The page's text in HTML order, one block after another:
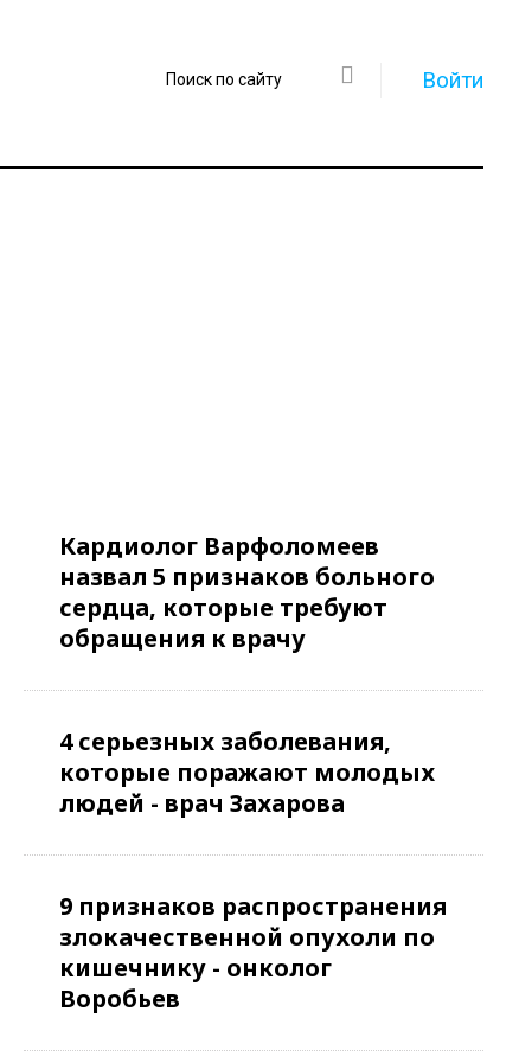
Войти
Кардиолог Варфоломеев
назвал 5 признаков больного
сердца, которые требуют
обращения к врачу
4 серьезных заболевания,
которые поражают молодых
людей - врач Захарова
9 признаков распространения
злокачественной опухоли по
кишечнику - онколог
Воробьев